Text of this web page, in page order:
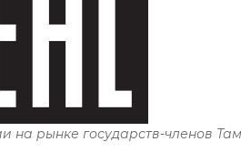
на рынке государств-членов